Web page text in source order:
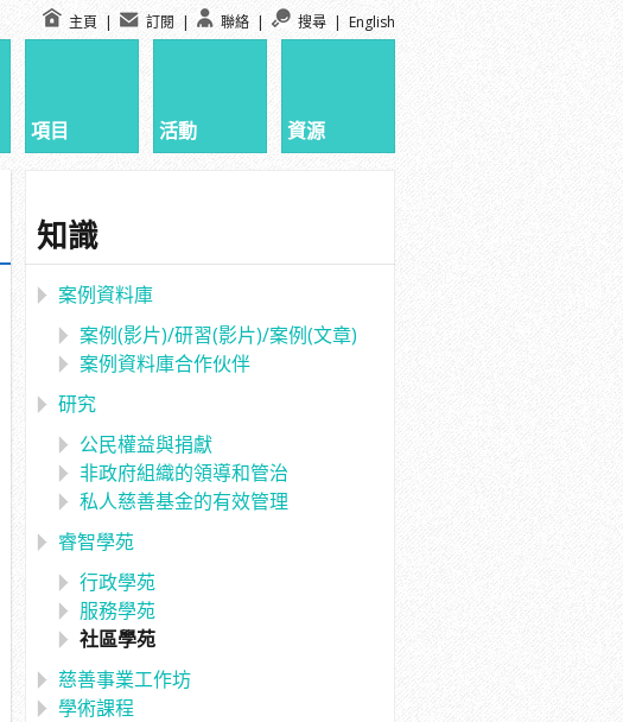
主頁 | 訂閱 | 聯絡 | 搜尋 | English
項目 活動 資源
知識
案例資料庫
案例(影片)/研習(影片)/案例(文章)
案例資料庫合作伙伴
研究
公民權益與捐獻
非政府組織的領導和管治
私人慈善基金的有效管理
睿智學苑
行政學苑
服務學苑
社區學苑
慈善事業工作坊
學術課程